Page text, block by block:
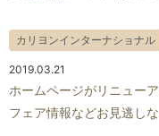
カリヨンインターナショナル
2019.03.21
ホームページがリニュー
フェア情報などお見逃し